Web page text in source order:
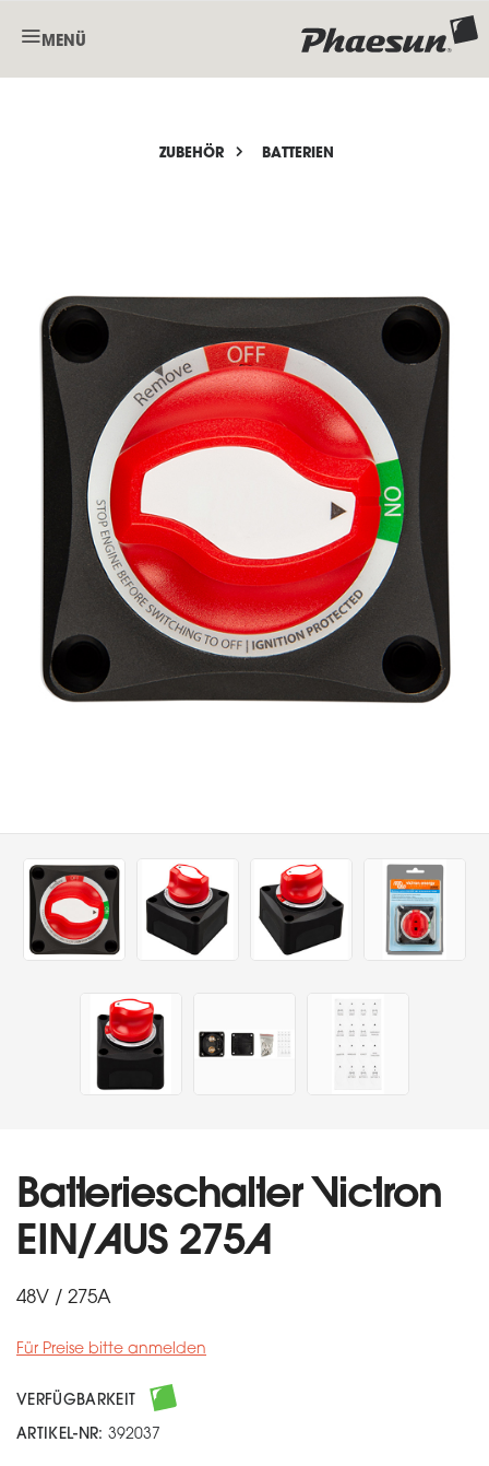
MENÜ
ZUBEHÖR BATTERIEN
Batterieschalter Victron
EIN/AUS 275A
48V / 275A
Für Preise bitte anmelden
VERFÜGBARKEIT
ARTIKEL-NR: 392037